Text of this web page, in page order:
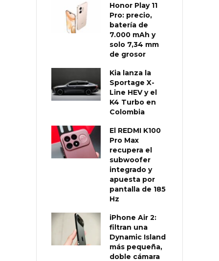
Honor Play 11
Pro: precio,
batería de
7.000 mAh y
solo 7,34 mm
de grosor
Kia lanza la
Sportage X-
Line HEV y el
K4 Turbo en
Colombia
El REDMI K100
Pro Max
recupera el
subwoofer
integrado y
apuesta por
pantalla de 185
Hz
iPhone Air 2:
filtran una
Dynamic Island
más pequeña,
doble cámara